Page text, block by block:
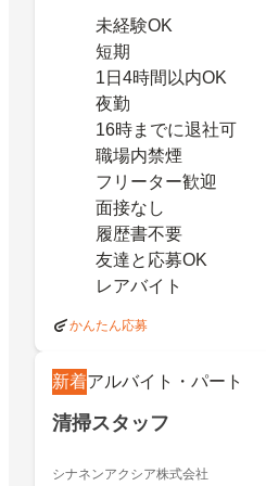
未経験OK
短期
1日4時間以内OK
夜勤
16時までに退社可
職場内禁煙
フリーター歓迎
面接なし
履歴書不要
友達と応募OK
レアバイト
かんたん応募
新着アルバイト・パート
清掃スタッフ
シナネンアクシア株式会社